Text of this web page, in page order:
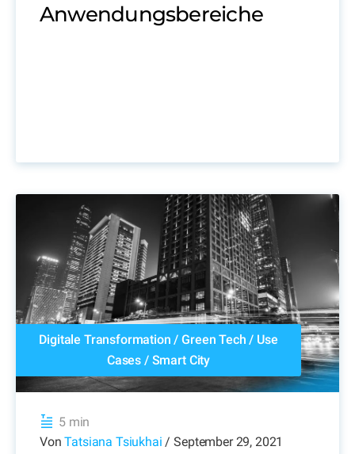
Anwendungsbereiche
Digitale Transformation /Green Tech / Use
Cases / Smart City
5 min
VonTatsiana Tsiukhai / September 29, 2021